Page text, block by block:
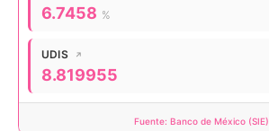
Valor actual:
6.7458 %
UDIS ↗
Valor actual:
8.819955
Fuente: Banco de México (SIE)